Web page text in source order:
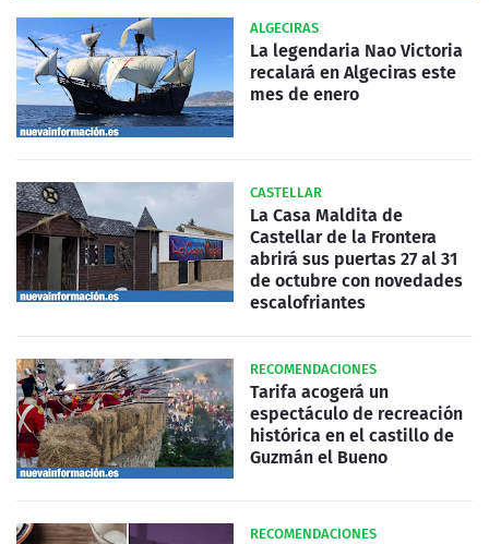
ALGECIRAS
La legendaria Nao Victoria
recalará en Algeciras este
mes de enero
CASTELLAR
La Casa Maldita de
Castellar de la Frontera
abrirá sus puertas 27 al 31
de octubre con novedades
escalofriantes
RECOMENDACIONES
Tarifa acogerá un
espectáculo de recreación
histórica en el castillo de
Guzmán el Bueno
RECOMENDACIONES